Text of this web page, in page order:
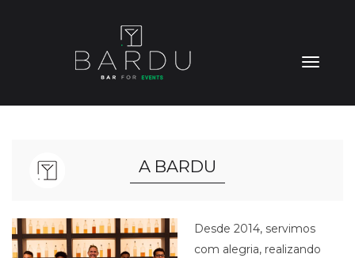
A BARDU
Desde 2014, servimos
com alegria, realizando